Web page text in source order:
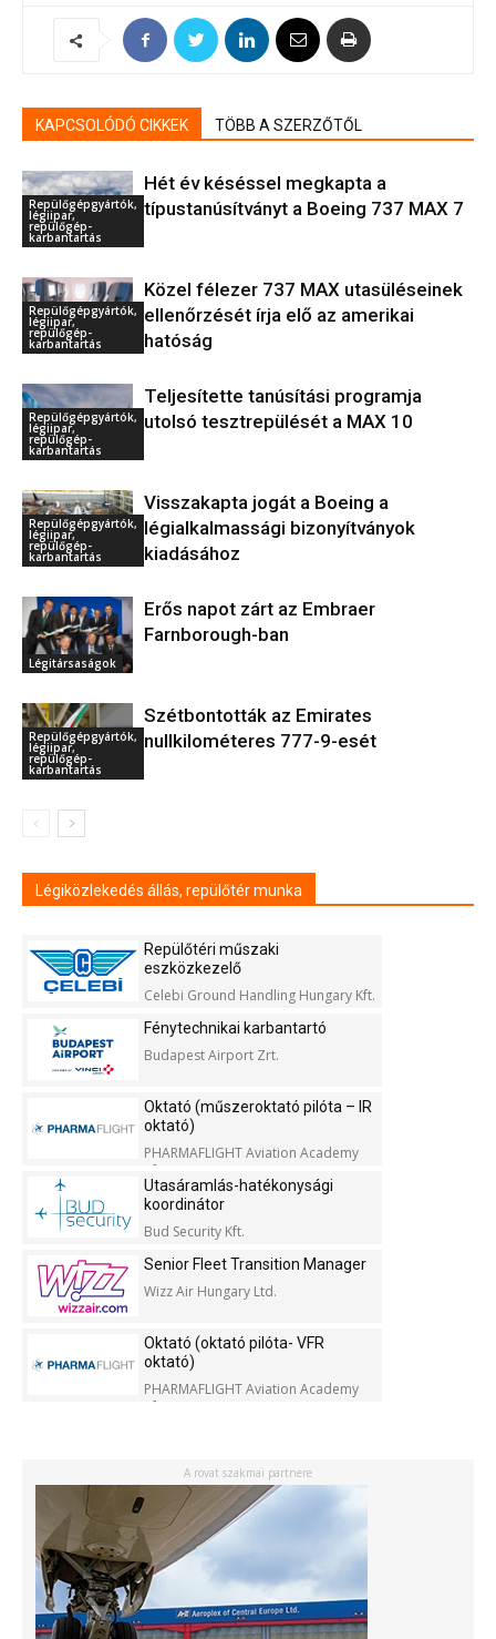
KAPCSOLÓDÓ CIKKEK TÖBB A SZERZŐTŐL
Repülőgépgyártók,
légiipar,
repülőgép-
karbantartás
Hét év késéssel megkapta a
típustanúsítványt a Boeing 737 MAX 7
Repülőgépgyártók,
légiipar,
repülőgép-
karbantartás
Közel félezer 737 MAX utasüléseinek
ellenőrzését írja elő az amerikai
hatóság
Repülőgépgyártók,
légiipar,
repülőgép-
karbantartás
Teljesítette tanúsítási programja
utolsó tesztrepülését a MAX 10
Repülőgépgyártók,
légiipar,
repülőgép-
karbantartás
Visszakapta jogát a Boeing a
légialkalmassági bizonyítványok
kiadásához
Légitársaságok
Erős napot zárt az Embraer
Farnborough-ban
Repülőgépgyártók,
légiipar,
repülőgép-
karbantartás
Szétbontották az Emirates
nullkilométeres 777-9-esét
Légiközlekedés állás, repülőtér munka
Repülőtéri műszaki
eszközkezelő
Celebi Ground Handling Hungary Kft.
Fénytechnikai karbantartó
Budapest Airport Zrt.
Oktató (műszeroktató pilóta – IR
oktató)
PHARMAFLIGHT Aviation Academy
Kft.
Utasáramlás-hatékonysági
koordinátor
Bud Security Kft.
Senior Fleet Transition Manager
Wizz Air Hungary Ltd.
Oktató (oktató pilóta- VFR
oktató)
PHARMAFLIGHT Aviation Academy
Kft.
A rovat szakmai partnere